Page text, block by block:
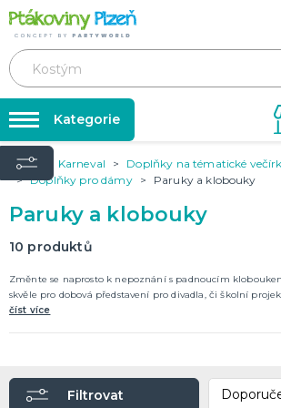
Půjčovna kostýmů
Nafukování balónků
Prodejny
Rozvoz
Párty Blog
Kariéra
Kontakt
Kategorie
KOSTÝMY, MASKY, DOPLŇKY
Karneval
KARNEVALOVÉ KOSTÝMY
Balónky latexové
Úvod Karneval Doplňky na tématické
Doplňky pro dámy
Paruky a klobouky
Paruky a klobouky
10 produktů
Změnte se naprosto k nepoznání s padnoucím
skvěle pro dobová představení pro divadla, či školní
číst více
Filtrovat